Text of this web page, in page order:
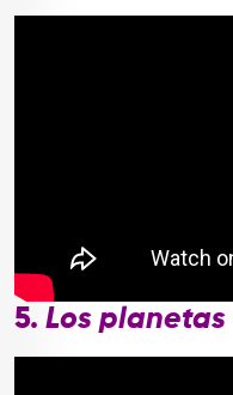
5. Los planetas